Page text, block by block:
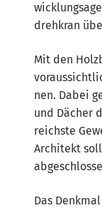
dreh­kran
Mit den
nen. Dabei
und Dächer
reichs­te
Archi­tekt
Das